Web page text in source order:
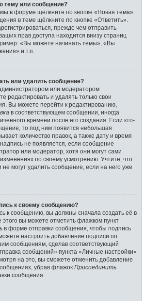
тему или сообщение?
в форуме щёлкните по кнопке «Новая тема».
в теме щёлкните по кнопке «Ответить».
прежде чем отправить
прав доступа находится внизу страниц
«Вы можете начинать темы», «Вы
и т.п.
или удалить сообщение?
или модератором
редактировать и удалять только свои
Вы можете перейти к редактированию,
в соответствующем сообщении, иногда
времени после его создания. Если кто-
то под ним появится небольшая
количество правок, а также дату и время
не появляется, если сообщение
или модератор, хотя они могут сами
по своему усмотрению. Учтите, что
могут удалить сообщение, если на него уже
к своему сообщению?
к сообщению, вы должны сначала создать её в
вы можете отметить флажком пункт
в форме отправки сообщения, чтобы подпись
настроить добавление подписи по
сообщениям, сделав соответствующий
сообщений» пункта «Личные настройки»
на это, вы сможете отменить добавление
убрав флажок Присоединить
сообщения.